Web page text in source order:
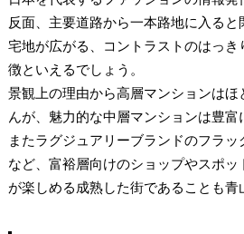
反面、主要道路から一本路地に入る
宅地が広がる、コントラストのはっ
徴といえるでしょう。
景観上の理由から高層マンションは
んが、魅力的な中層マンションは豊富
またラグジュアリーブランドのフラ
など、富裕層向けのショップやスポッ
が楽しめる成熟した街であることも青